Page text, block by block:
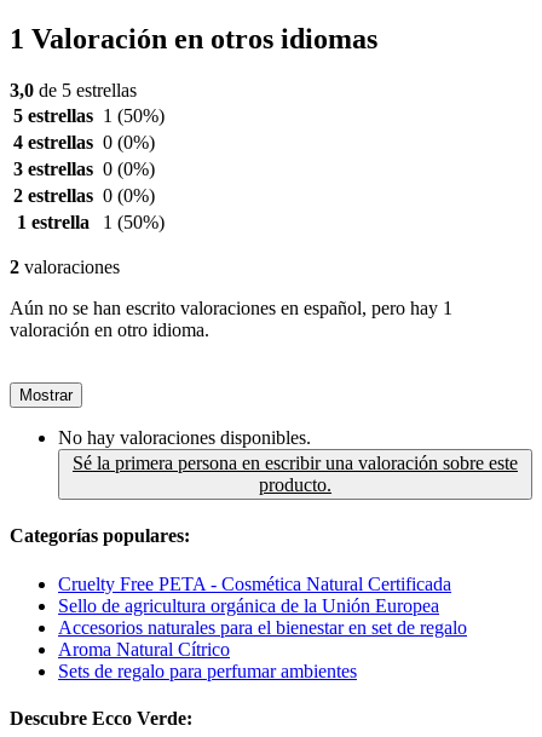
1 Valoración en otros idiomas
3,0 de 5 estrellas
5 estrellas 1 (50%)
4 estrellas 0 (0%)
3 estrellas 0 (0%)
2 estrellas 0 (0%)
1 estrella
1 (50%)
2 valoraciones
Aún no se han escrito valoraciones en español, pero hay 1
valoración en otro idioma.
Mostrar
No hay valoraciones disponibles.
Sé la primera persona en escribir una valoración sobre este
producto.
Categorías populares:
Cruelty Free PETA - Cosmética Natural Certificada
Sello de agricultura orgánica de la Unión Europea
Accesorios naturales para el bienestar en set de regalo
Aroma Natural Cítrico
Sets de regalo para perfumar ambientes
Descubre Ecco Verde: